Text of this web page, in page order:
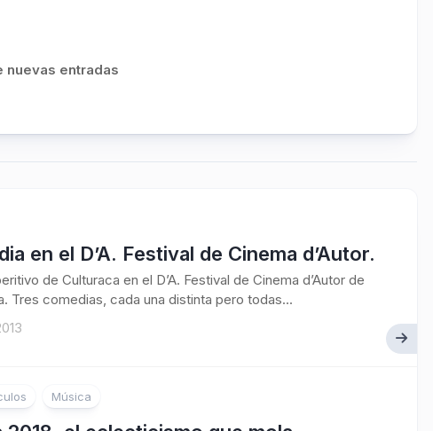
nuevas entradas
en el D’A. Festival de Cinema d’Autor.
de Culturaca en el D’A. Festival de Cinema d’Autor de
Tres comedias, cada una distinta pero todas...
Música